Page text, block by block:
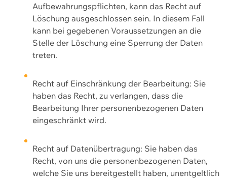
Aufbewahrungspflichten, kann das Recht auf
Löschung ausgeschlossen sein. In diesem Fall
kann bei gegebenen Voraussetzungen an die
Stelle der Löschung eine Sperrung der Daten
treten.
Recht auf Einschränkung der Bearbeitung: Sie
haben das Recht, zu verlangen, dass die
Bearbeitung Ihrer personenbezogenen Daten
eingeschränkt wird.
Recht auf Datenübertragung: Sie haben das
Recht, von uns die personenbezogenen Daten,
welche Sie uns bereitgestellt haben, unentgeltlich